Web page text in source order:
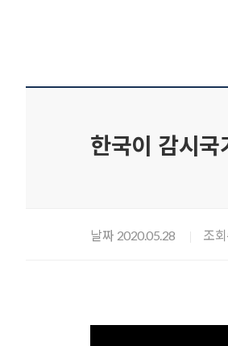
한국이 감시
날짜 2020.05.28 조